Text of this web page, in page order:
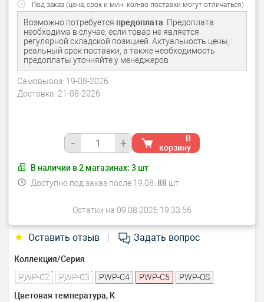
Под заказ (цена, срок и мин. кол-во поставки могут отличаться)
Возможно потребуется предоплата. Предоплата
необходима в случае, если товар не является
регулярной складской позицией. Актуальность цены,
реальный срок поставки, а также необходимость
предоплаты уточняйте у менеджеров
Самовывоз: 19-08-2026
Доставка: 21-08-2026
- +
В
корзину
В наличии в2 магазинах: 3 шт
Доступно под заказ после 19.08: 88 шт
Остатки на 09.08.2026 19:33:56
★ Оставить отзыв Задать вопрос
Коллекция/Серия
PWP-C2
PWP-C3 PWP-C4 PWP-C5
PWP-OS
Цветовая температура, К